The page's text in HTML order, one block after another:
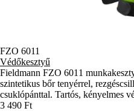
FZO 6011
Védőkesztyű
Fieldmann FZO 6011
szintetikus bőr tenyérrel,
csuklópánttal. Tartós, kényelmes
3 490 Ft